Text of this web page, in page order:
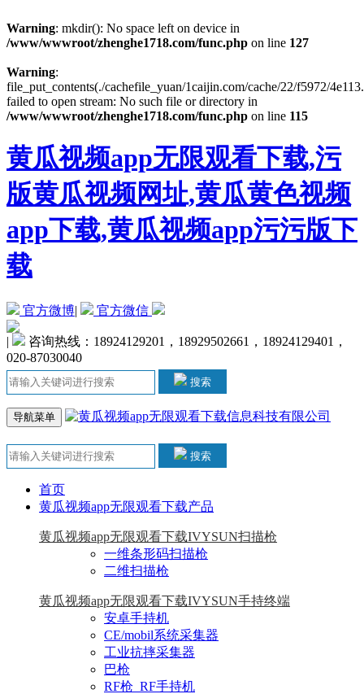
Warning: mkdir(): No space left on device in
/www/wwwroot/zhenghe1718.com/func.php on line 127
Warning:
file_put_contents(./cachefile_yuan/1caijin.com/cache/22/f5972/
failed to open stream: No such file or directory in
/www/wwwroot/zhenghe1718.com/func.php on line 115
黄瓜视频app无限观看下载,污
版黄瓜视频网址,黄瓜黄色视频
app下载,黄瓜视频app污污版下
载
官方微博| 官方微信
|
咨询热线：18924129201，18929502661，18924129401，
020-87030040
搜索
导航菜单
搜索
首页
黄瓜视频app无限观看下载产品
黄瓜视频app无限观看下载IVYSUN扫描枪
一维条形码扫描枪
二维扫描枪
黄瓜视频app无限观看下载IVYSUN手持终端
安卓手持机
CE/mobil系统采集器
工业抗摔采集器
巴枪
RF枪_RF手持机